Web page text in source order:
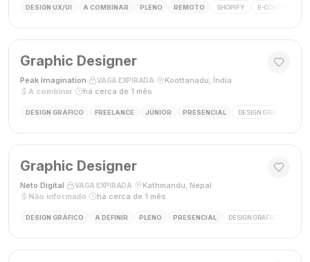
DESIGN UX/UI A COMBINAR PLENO REMOTO SHOPIFY E-COMMERCE
Graphic Designer
Peak Imagination VAGA EXPIRADA Koottanadu, Índia
A combinar
há cerca de 1 mês
DESIGN GRÁFICO FREELANCE JÚNIOR PRESENCIAL DESIGN GRÁFICO
Graphic Designer
Neto Digital VAGA EXPIRADA Kathmandu, Nepal
Não informado
há cerca de 1 mês
DESIGN GRÁFICO A DEFINIR PLENO PRESENCIAL DESIGN GRÁFICO